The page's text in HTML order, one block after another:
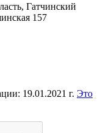
Гатчинский
157
19.01.2021 г. Это